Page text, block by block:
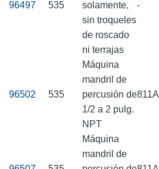
96497 535
solamente,
sin troqueles
de roscado
ni terrajas
-
96502 535
Máquina
mandril de
percusión de
1/2 a 2 pulg.
NPT
811A
Máquina
mandril de